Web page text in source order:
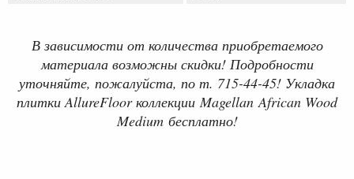
В зависимости от количества приобретаемого
материала возможны скидки! Подробности
уточняйте, пожалуйста, по т. 715-44-45! Укладка
плитки AllureFloor коллекции Magellan African Wood
Medium бесплатно!